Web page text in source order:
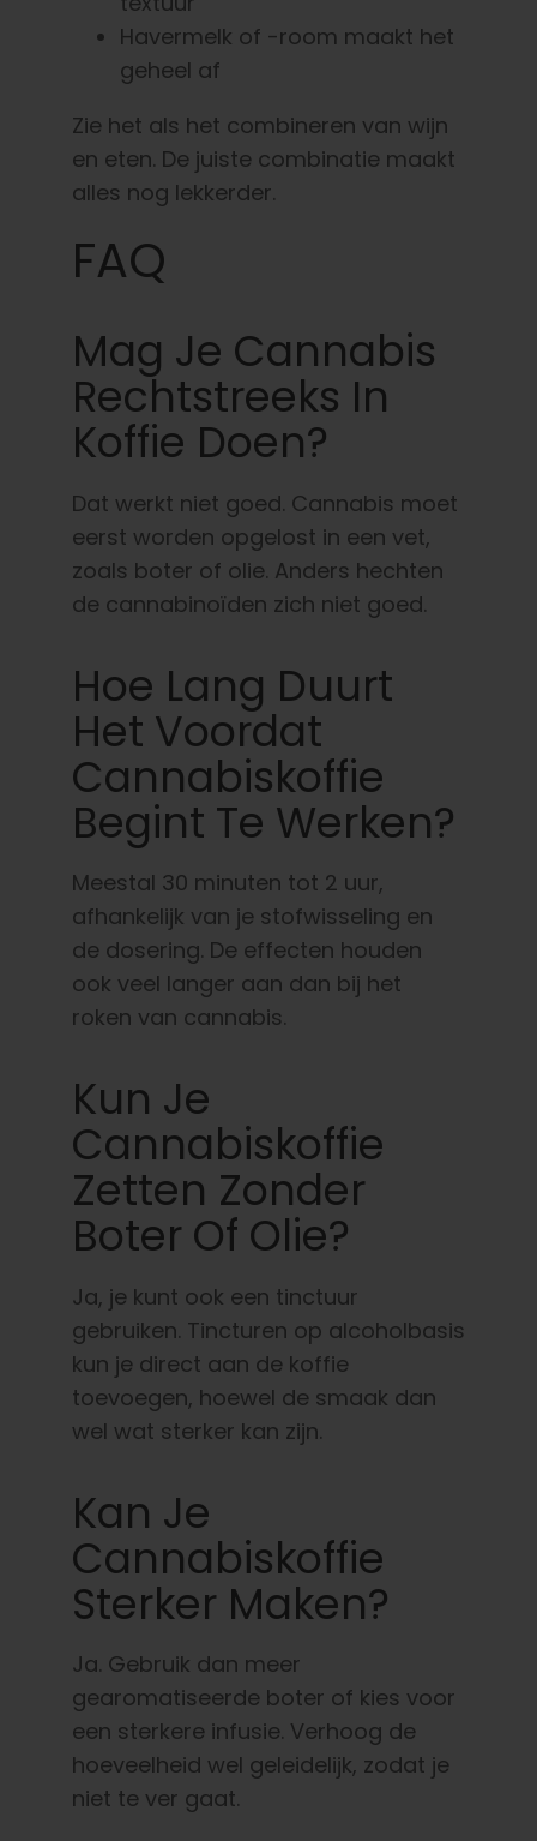
Havermelk of -room maakt het
geheel af
Zie het als het combineren van wijn
en eten. De juiste combinatie maakt
alles nog lekkerder.
FAQ
Mag Je Cannabis
Rechtstreeks In
Koffie Doen?
Dat werkt niet goed. Cannabis moet
eerst worden opgelost in een vet,
zoals boter of olie. Anders hechten
de cannabinoïden zich niet goed.
Hoe Lang Duurt
Het Voordat
Cannabiskoffie
Begint Te Werken?
Meestal 30 minuten tot 2 uur,
afhankelijk van je stofwisseling en
de dosering. De effecten houden
ook veel langer aan dan bij het
roken van cannabis.
Kun Je
Cannabiskoffie
Zetten Zonder
Boter Of Olie?
Ja, je kunt ook een tinctuur
gebruiken. Tincturen op alcoholbasis
kun je direct aan de koffie
toevoegen, hoewel de smaak dan
wel wat sterker kan zijn.
Kan Je
Cannabiskoffie
Sterker Maken?
Ja. Gebruik dan meer
gearomatiseerde boter of kies voor
een sterkere infusie. Verhoog de
hoeveelheid wel geleidelijk, zodat je
niet te ver gaat.